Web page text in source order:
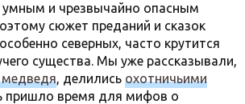
умным и чрезвычайно опасным
сюжет преданий и сказок
северных, часто крутится
существа. Мы уже рассказывали,
медведя, делились охотничьими
пришло время для мифов о